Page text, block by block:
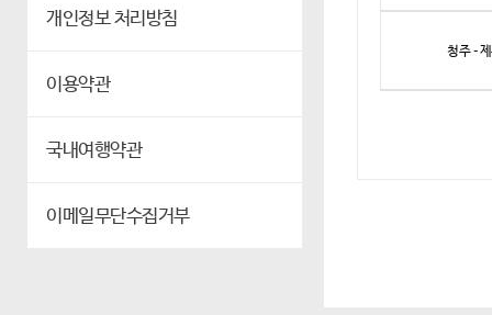
개인정보 처리방침
이용약관
국내여행약관
이메일무단수집거부
청주 -